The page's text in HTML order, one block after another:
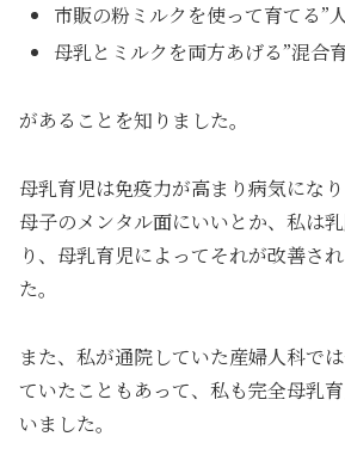
市販の粉ミルクを使って育てる”
母乳とミルクを両方あげる”混合
があることを知りました。
母乳育児は免疫力が高まり病気にな
母子のメンタル面にいいとか、私は
り、母乳育児によってそれが改善さ
た。
また、私が通院していた産婦人科で
ていたこともあって、私も完全母乳
いました。